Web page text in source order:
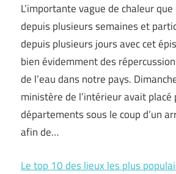
L’importante vague de chaleur
depuis plusieurs semaines et
depuis plusieurs jours avec cet
bien évidemment des
de l’eau dans notre pays.
ministère de l’intérieur avait placé
départements sous le coup d’un
afin de…
Le top 10 des lieux les plus